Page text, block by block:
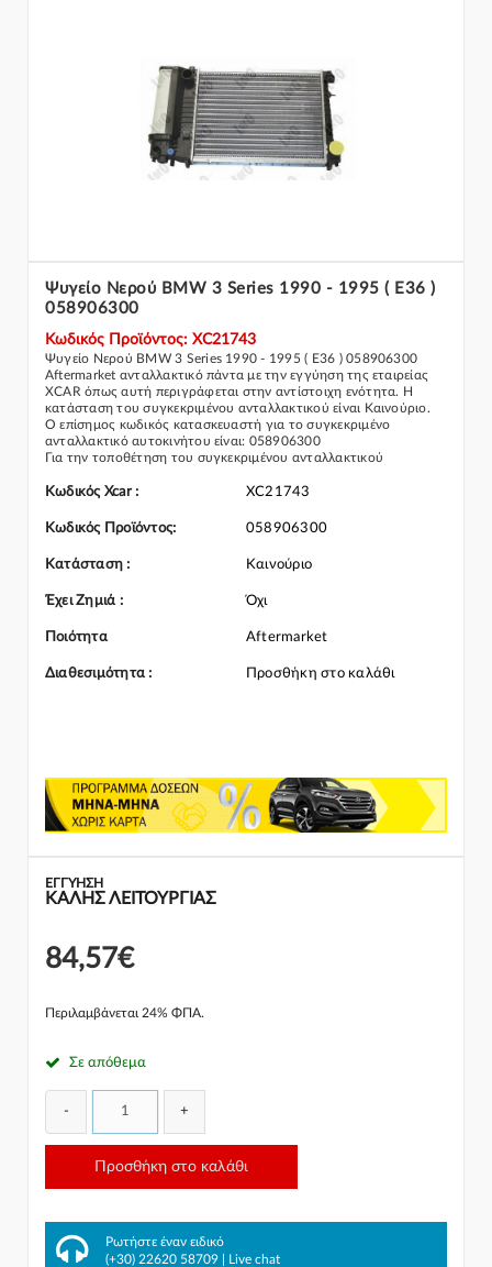
Ψυγείο Νερού BMW 3 Series 1990 - 1995 ( E36 )
058906300
Κωδικός Προϊόντος: XC21743
Ψυγείο Νερού BMW 3 Series 1990 - 1995 ( E36 ) 058906300
Aftermarket ανταλλακτικό πάντα με την εγγύηση της εταιρείας
XCAR όπως αυτή περιγράφεται στην αντίστοιχη ενότητα. Η
κατάσταση του συγκεκριμένου ανταλλακτικού είναι Καινούριο.
Ο επίσημος κωδικός κατασκευαστή για το συγκεκριμένο
ανταλλακτικό αυτοκινήτου είναι: 058906300
Για την τοποθέτηση του συγκεκριμένου ανταλλακτικού
Σε περίπτωση που δεν γνωρίζεται αν το συγκεκριμένο
επικοινωνήσετε μαζί μας και θα σας κατατοπίσουμε πλήρως
καθώς διαθέτουμε πλούσια γκάμα από Ψυγείο Νερού και
γενικότερα για την κατηγορία Ψυγεία
Κωδικός Xcar : XC21743
Κωδικός Προϊόντος: 058906300
Κατάσταση : Καινούριο
Έχει Ζημιά : Όχι
Ποιότητα Aftermarket
Διαθεσιμότητα : Προσθήκη στο καλάθι
ΕΓΓΎΗΣΗ
ΚΑΛΗΣ ΛΕΙΤΟΥΡΓΙΑΣ
84,57€
Περιλαμβάνεται 24% ΦΠΑ.
Σε απόθεμα
- +
Προσθήκη στο καλάθι
Ρωτήστε έναν ειδικό
(+30) 22620 58709
Live chat